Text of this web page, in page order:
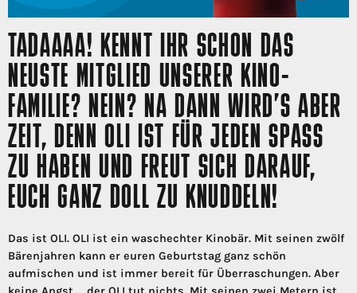
TADAAAA! KENNT IHR SCHON DAS
NEUSTE MITGLIED UNSERER KINO-
FAMILIE? NEIN? NA DANN WIRD’S ABER
ZEIT, DENN OLI IST FÜR JEDEN SPASS Z
U HABEN UND FREUT SICH DARAUF, E
UCH GANZ DOLL ZU KNUDDELN!
Das ist OLI. OLI ist ein waschechter Kinobär. Mit seinen zwölf
Bärenjahren kann er euren Geburtstag ganz schön
aufmischen und ist immer bereit für Überraschungen. Aber